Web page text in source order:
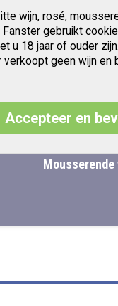
wijn, rosé,
gebruikt
u 18 jaar of ouder
geen wijn
Accepteer en
Gratis verzending v.a. €
Mousserende